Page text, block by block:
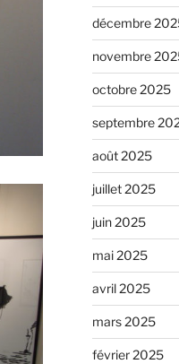
décembre
novembre
octobre 2025
septembre
août 2025
juillet 2025
juin 2025
mai 2025
avril 2025
mars 2025
février 2025